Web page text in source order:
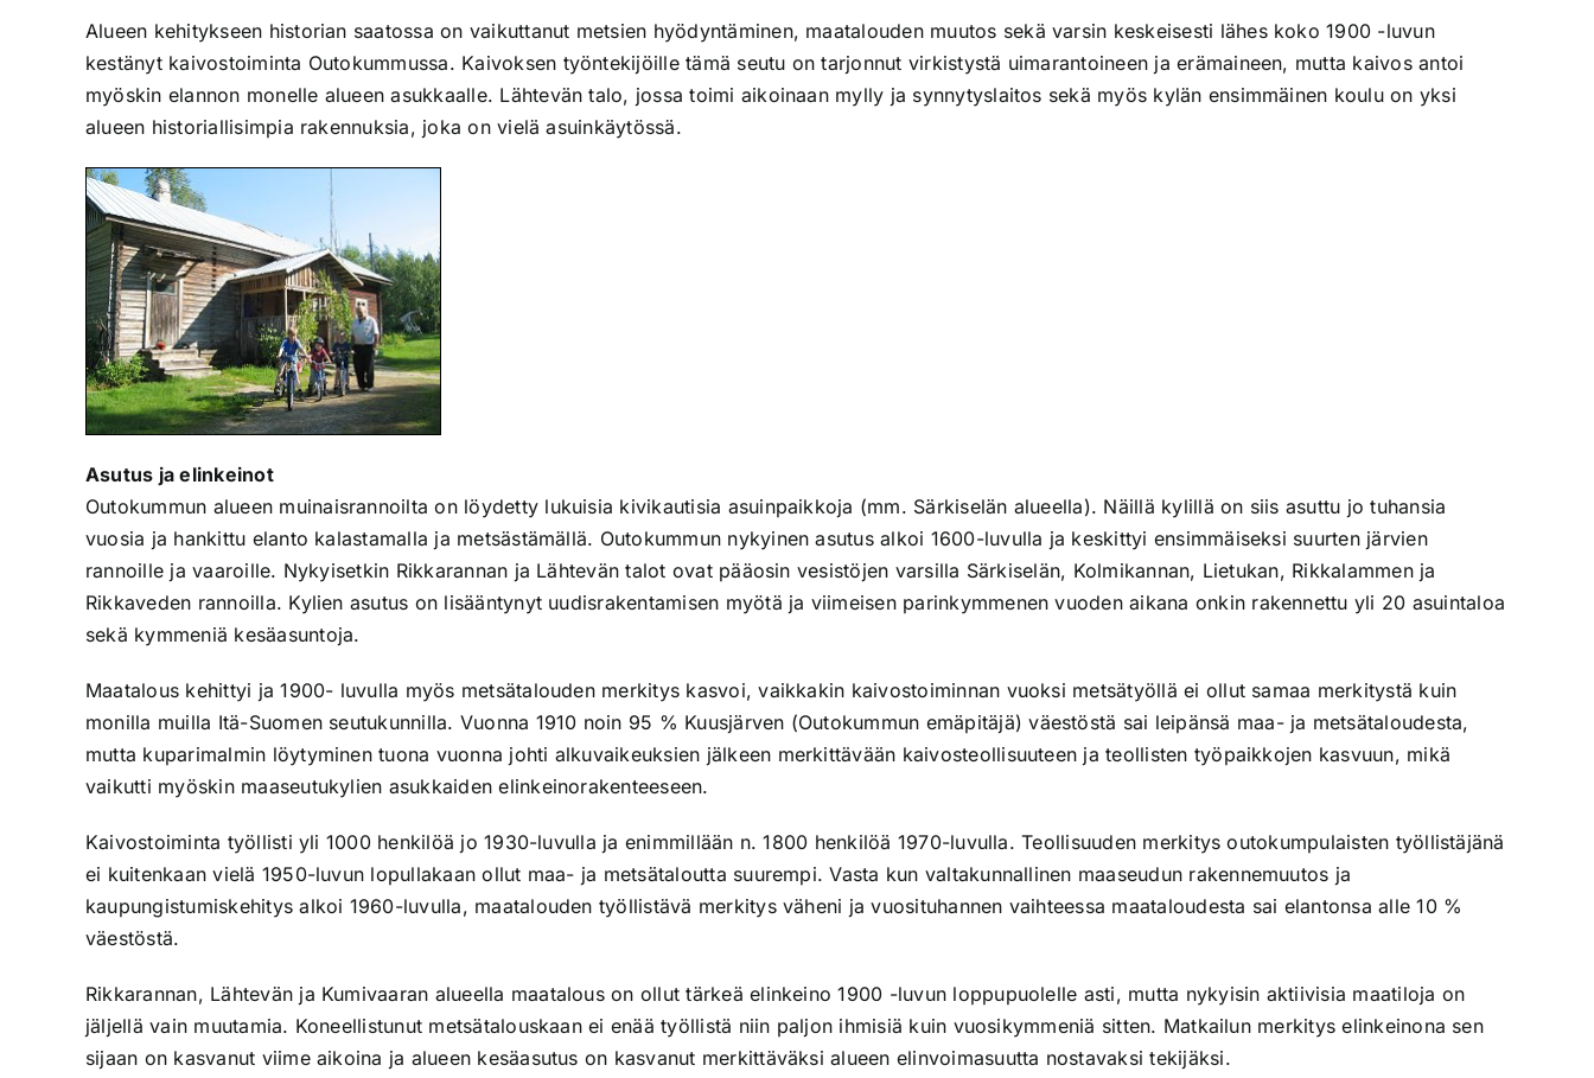
Alueen kehitykseen historian saatossa on vaikuttanut metsien hyödyntäminen, maatalouden muutos sekä varsin keskeisesti lähes koko 1900 -luvun
kestänyt kaivostoiminta Outokummussa. Kaivoksen työntekijöille tämä seutu on tarjonnut virkistystä uimarantoineen ja erämaineen, mutta kaivos antoi
myöskin elannon monelle alueen asukkaalle. Lähtevän talo, jossa toimi aikoinaan mylly ja synnytyslaitos sekä myös kylän ensimmäinen koulu on yksi
alueen historiallisimpia rakennuksia, joka on vielä asuinkäytössä.
Asutus ja elinkeinot
Outokummun alueen muinaisrannoilta on löydetty lukuisia kivikautisia asuinpaikkoja (mm. Särkiselän alueella). Näillä kylillä on siis asuttu jo tuhansia
vuosia ja hankittu elanto kalastamalla ja metsästämällä. Outokummun nykyinen asutus alkoi 1600-luvulla ja keskittyi ensimmäiseksi suurten järvien
rannoille ja vaaroille. Nykyisetkin Rikkarannan ja Lähtevän talot ovat pääosin vesistöjen varsilla Särkiselän, Kolmikannan, Lietukan, Rikkalammen ja
Rikkaveden rannoilla. Kylien asutus on lisääntynyt uudisrakentamisen myötä ja viimeisen parinkymmenen vuoden aikana onkin rakennettu yli 20 asuintaloa
sekä kymmeniä kesäasuntoja.
Maatalous kehittyi ja 1900- luvulla myös metsätalouden merkitys kasvoi, vaikkakin kaivostoiminnan vuoksi metsätyöllä ei ollut samaa merkitystä kuin
monilla muilla Itä-Suomen seutukunnilla. Vuonna 1910 noin 95 % Kuusjärven (Outokummun emäpitäjä) väestöstä sai leipänsä maa- ja metsätaloudesta,
mutta kuparimalmin löytyminen tuona vuonna johti alkuvaikeuksien jälkeen merkittävään kaivosteollisuuteen ja teollisten työpaikkojen kasvuun, mikä
vaikutti myöskin maaseutukylien asukkaiden elinkeinorakenteeseen.
Kaivostoiminta työllisti yli 1000 henkilöä jo 1930-luvulla ja enimmillään n. 1800 henkilöä 1970-luvulla. Teollisuuden merkitys outokumpulaisten työllistäjänä
ei kuitenkaan vielä 1950-luvun lopullakaan ollut maa- ja metsätaloutta suurempi. Vasta kun valtakunnallinen maaseudun rakennemuutos ja
kaupungistumiskehitys alkoi 1960-luvulla, maatalouden työllistävä merkitys väheni ja vuosituhannen vaihteessa maataloudesta sai elantonsa alle 10 %
väestöstä.
Rikkarannan, Lähtevän ja Kumivaaran alueella maatalous on ollut tärkeä elinkeino 1900 -luvun loppupuolelle asti, mutta nykyisin aktiivisia maatiloja on
jäljellä vain muutamia. Koneellistunut metsätalouskaan ei enää työllistä niin paljon ihmisiä kuin vuosikymmeniä sitten. Matkailun merkitys elinkeinona sen
sijaan on kasvanut viime aikoina ja alueen kesäasutus on kasvanut merkittäväksi alueen elinvoimasuutta nostavaksi tekijäksi.